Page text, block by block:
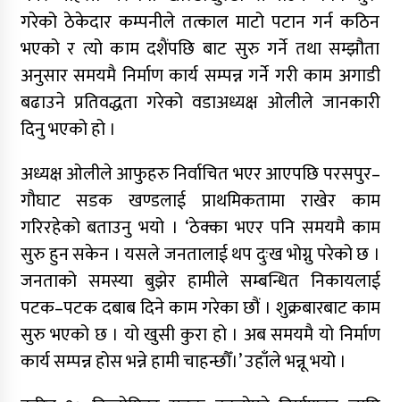
गरेको ठेकेदार कम्पनीले तत्काल माटो पटान गर्न कठिन
भएको र त्यो काम दशैंपछि बाट सुरु गर्ने तथा सम्झौता
अनुसार समयमै निर्माण कार्य सम्पन्न गर्ने गरी काम अगाडी
बढाउने प्रतिवद्धता गरेको वडाअध्यक्ष ओलीले जानकारी
दिनु भएको हो ।
अध्यक्ष ओलीले आफुहरु निर्वाचित भएर आएपछि परसपुर–
गौघाट सडक खण्डलाई प्राथमिकतामा राखेर काम
गरिरहेको बताउनु भयो । ‘ठेक्का भएर पनि समयमै काम
सुरु हुन सकेन । यसले जनतालाई थप दुःख भोग्नु परेको छ ।
जनताको समस्या बुझेर हामीले सम्बन्धित निकायलाई
पटक–पटक दबाब दिने काम गरेका छौं । शुक्रबारबाट काम
सुरु भएको छ । यो खुसी कुरा हो । अब समयमै यो निर्माण
कार्य सम्पन्न होस भन्ने हामी चाहन्छौँ।’ उहाँले भन्नू भयो ।